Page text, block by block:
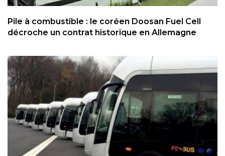
Pile à combustible : le coréen Doosan Fuel Cell
décroche un contrat historique en Allemagne